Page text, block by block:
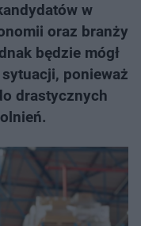
w
oraz branży
będzie mógł
ponieważ
drastycznych